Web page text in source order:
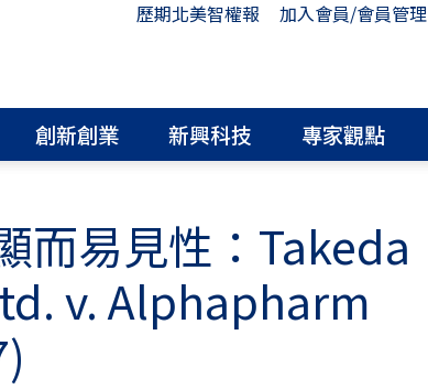
歷期北美智權報 加入會員/會員管理
創新創業 新興科技 專家觀點
而易見性：Takeda
v. Alphapharm